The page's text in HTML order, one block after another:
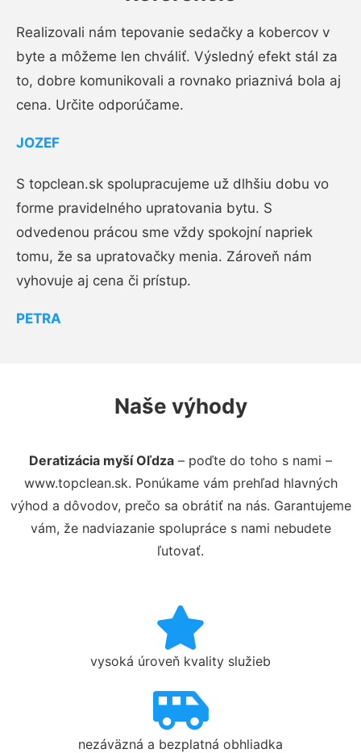
Realizovali nám tepovanie sedačky a kobercov v
byte a môžeme len chváliť. Výsledný efekt stál za
to, dobre komunikovali a rovnako priaznivá bola aj
cena. Určite odporúčame.
JOZEF
S topclean.sk spolupracujeme už dlhšiu dobu vo
forme pravidelného upratovania bytu. S
odvedenou prácou sme vždy spokojní napriek
tomu, že sa upratovačky menia. Zároveň nám
vyhovuje aj cena či prístup.
PETRA
Naše výhody
Deratizácia myší Oľdza – poďte do toho s nami –
www.topclean.sk. Ponúkame vám prehľad hlavných
výhod a dôvodov, prečo sa obrátiť na nás. Garantujeme
vám, že nadviazanie spolupráce s nami nebudete
ľutovať.
vysoká úroveň kvality služieb
nezáväzná a bezplatná obhliadka